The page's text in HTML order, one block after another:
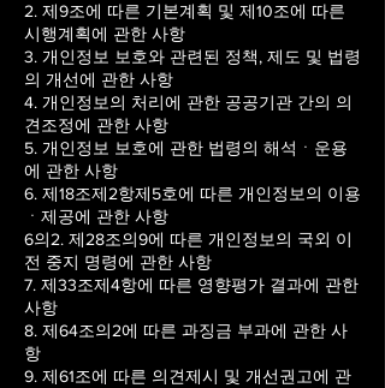
2. 제9조에 따른 기본계획 및 제10조에 따른
시행계획에 관한 사항
3. 개인정보 보호와 관련된 정책, 제도 및 법령
의 개선에 관한 사항
4. 개인정보의 처리에 관한 공공기관 간의 의
견조정에 관한 사항
5. 개인정보 보호에 관한 법령의 해석ㆍ운용
에 관한 사항
6. 제18조제2항제5호에 따른 개인정보의 이용
ㆍ제공에 관한 사항
6의2. 제28조의9에 따른 개인정보의 국외 이
전 중지 명령에 관한 사항
7. 제33조제4항에 따른 영향평가 결과에 관한
사항
8. 제64조의2에 따른 과징금 부과에 관한 사
항
9. 제61조에 따른 의견제시 및 개선권고에 관